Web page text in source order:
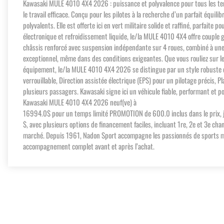
Kawasaki MULE 4010 4X4 2026 : puissance et polyvalence pour tous les
le travail efficace. Conçu pour les pilotes à la recherche d’un parfait
polyvalents. Elle est offerte ici en vert militaire solide et raffiné, parfaite
électronique et refroidissement liquide, le/la MULE 4010 4X4 offre
châssis renforcé avec suspension indépendante sur 4 roues, combiné à
exceptionnel, même dans des conditions exigeantes. Que vous rouliez
équipement, le/la MULE 4010 4X4 2026 se distingue par un style
verrouillable, Direction assistée électrique (EPS) pour un pilotage précis,
plusieurs passagers. Kawasaki signe ici un véhicule fiable, performant et
Kawasaki MULE 4010 4X4 2026 neuf(ve) à
16994.0$ pour un temps limité PROMOTION de 600.0 inclus dans le
$, avec plusieurs options de financement faciles, incluant 1re, 2e et 3e
marché. Depuis 1961, Nadon Sport accompagne les passionnés de
accompagnement complet avant et après l’achat.